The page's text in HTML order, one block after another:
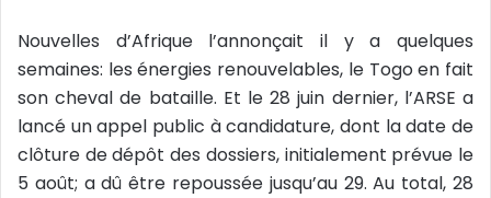
c
o
u
r
r
i
Nouvelles d’Afrique l’annonçait il y a quelques
semaines: les énergies renouvelables, le Togo en fait
son cheval de bataille. Et le 28 juin dernier, l’ARSE a
lancé un appel public à candidature, dont la date de
clôture de dépôt des dossiers, initialement prévue le
5 août; a dû être repoussée jusqu’au 29. Au total, 28